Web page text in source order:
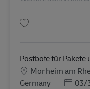
Postbote für
Lokation
Monheim am
Germany
Posted
03/